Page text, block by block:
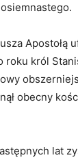
Apostołą
król
obecny
lat